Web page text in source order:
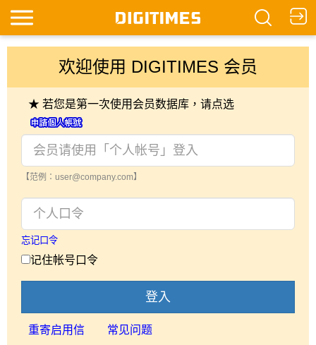
欢迎使用 DIGITIMES 会员
★ 若您是第一次使用会员数据库，请点选
【范例：user@company.com】
忘记口令
记住帐号口令
登入
重寄启用信 常见问题